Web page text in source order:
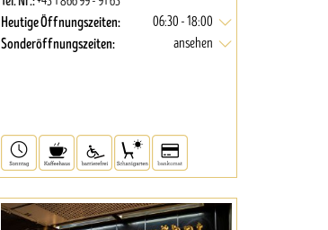
Heutige Öffnungszeiten: 06:30 - 18:00
Sonderöffnungszeiten: ansehen